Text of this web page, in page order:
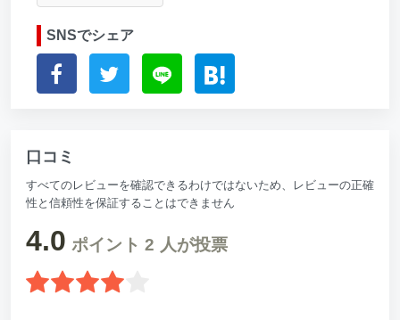
SNSでシェア
口コミ
すべてのレビューを確認できるわけではないため、レビューの正確
性と信頼性を保証することはできません
4.0 ポイント2 人が投票